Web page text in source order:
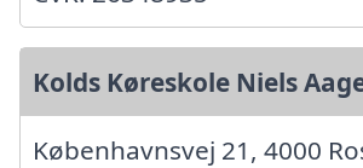
Kolds Køreskole Niels
Københavnsvej 21, 4000